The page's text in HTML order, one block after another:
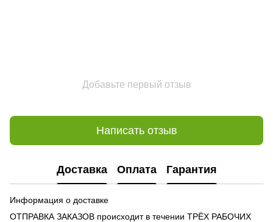
Добавьте первый отзыв
Написать отзыв
Доставка Оплата Гарантия
Информация о доставке
ОТПРАВКА ЗАКАЗОВ происходит в течении ТРЁХ РАБОЧИХ